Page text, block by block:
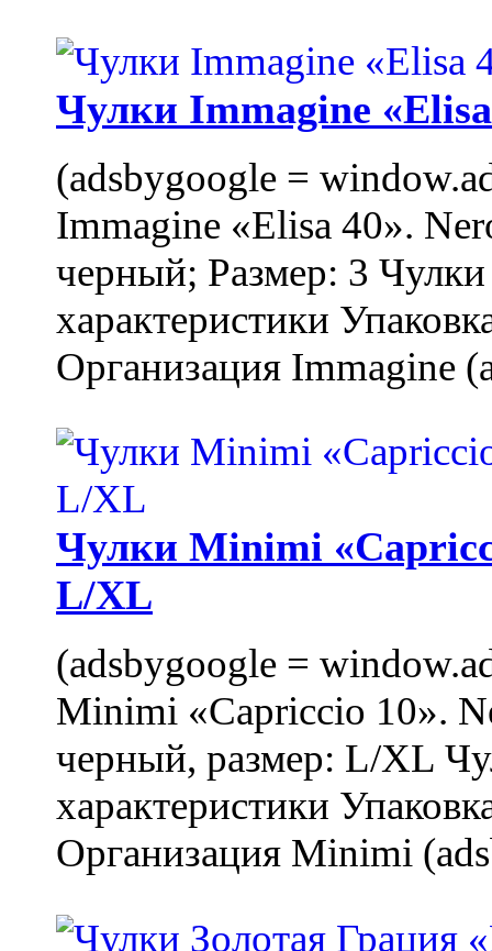
Чулки Immagine
(adsbygoogle =
Immagine «Elisa 40».
черный; Размер: 3
характеристики
Организация Immagine
Чулки Minimi
L/XL
(adsbygoogle =
Minimi «Capriccio 10».
черный, размер: L/XL
характеристики
Организация Minimi